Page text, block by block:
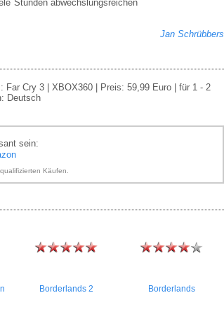
Stunden abwechslungsreichen
Jan Schrübbers
Far Cry 3 | XBOX360 | Preis: 59,99 Euro | für 1 - 2
Deutsch
sein:
Käufen.
Borderlands 2 Borderlands